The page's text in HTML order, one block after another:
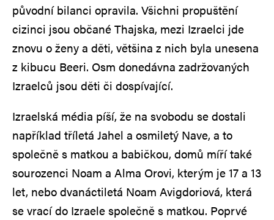
původní bilanci opravila. Všichni propuštění
cizinci jsou občané Thajska, mezi Izraelci jde
znovu o ženy a děti, většina z nich byla unesena
z kibucu Beeri. Osm donedávna zadržovaných
Izraelců jsou děti či dospívající.
Izraelská média píší, že na svobodu se dostali
například tříletá Jahel a osmiletý Nave, a to
společně s matkou a babičkou, domů míří také
sourozenci Noam a Alma Orovi, kterým je 17 a 13
let, nebo dvanáctiletá Noam Avigdoriová, která
se vrací do Izraele společně s matkou. Poprvé